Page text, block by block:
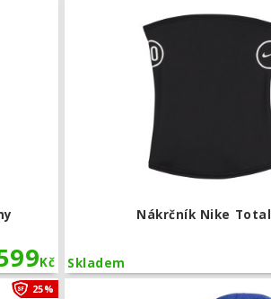
Kč
Nákrčník Nike
Skladem
25%